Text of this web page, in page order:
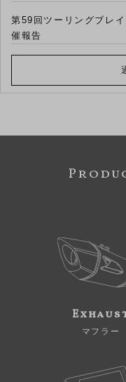
第59回ツーリングブレ
催報告
マフラー